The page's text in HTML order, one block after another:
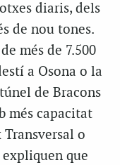
diaris, dels
de nou tones.
més de 7.500
a Osona o la
de Bracons
més capacitat
Transversal o
expliquen que